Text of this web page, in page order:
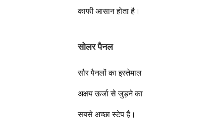
काफी आसान होता है।
सोलर पैनल
सौर पैनलों का इस्तेमाल
अक्षय ऊर्जा से जुड़ने का
सबसे अच्छा स्टेप है।